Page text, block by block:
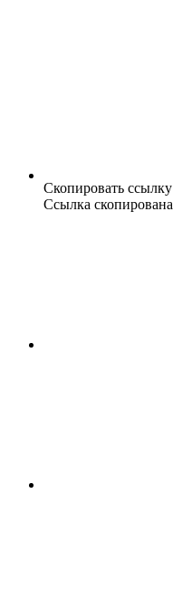
Скопировать ссылку
Ссылка скопирована